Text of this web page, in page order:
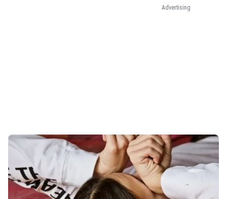
Advertising